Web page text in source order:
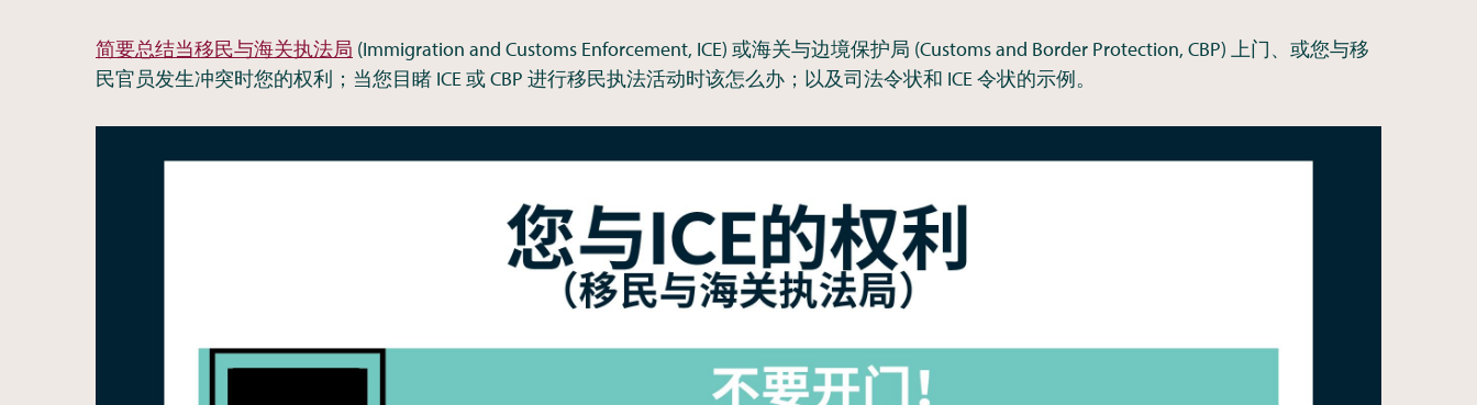
简要总结当移民与海关执法局 (Immigration and Customs Enforcement, ICE) 或海关与边境保护局 (Customs and Border Protection, CBP) 上门、或您与移
民官员发生冲突时您的权利；当您目睹 ICE 或 CBP 进行移民执法活动时该怎么办；以及司法令状和 ICE 令状的示例。